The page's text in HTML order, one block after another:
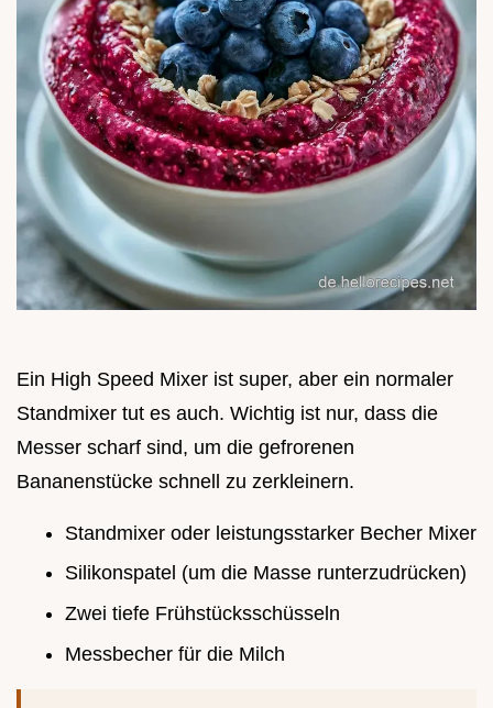
Ein High Speed Mixer ist super, aber ein normaler
Standmixer tut es auch. Wichtig ist nur, dass die
Messer scharf sind, um die gefrorenen
Bananenstücke schnell zu zerkleinern.
Standmixer oder leistungsstarker Becher Mixer
Silikonspatel (um die Masse runterzudrücken)
Zwei tiefe Frühstücksschüsseln
Messbecher für die Milch